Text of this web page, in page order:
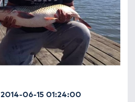
2014-06-15 01:24:00